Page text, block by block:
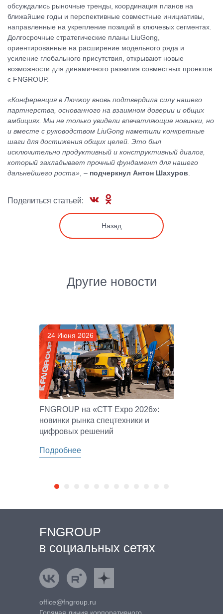
обсуждались рыночные тренды, координация планов на
ближайшие годы и перспективные совместные инициативы,
направленные на укрепление позиций в ключевых сегментах.
Долгосрочные стратегические планы LiuGong,
ориентированные на расширение модельного ряда и
усиление глобального присутствия, открывают новые
возможности для динамичного развития совместных проектов
с FNGROUP.
«Конференция в Лючжоу вновь подтвердила силу нашего
партнерства, основанного на взаимном доверии и общих
амбициях. Мы не только увидели впечатляющие новинки, но
и вместе с руководством LiuGong наметили конкретные
шаги для достижения общих целей. Это был
исключительно продуктивный и конструктивный диалог,
который закладывает прочный фундамент для нашего
дальнейшего роста» , – подчеркнул Антон Шахуров
Назад
Поделиться статьей:
Другие новости
24 Июня 2026
FNGROUP на «СТТ Expo 2026»:
новинки рынка спецтехники и
цифровых решений
Подробнее
FNGROUP
в социальных сетях
ВКонтактеRutube Яндекс.Дзен
office@fngroup.ru